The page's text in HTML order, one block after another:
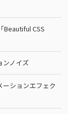
Beautiful CSS
ンノイズ
ションエフェク